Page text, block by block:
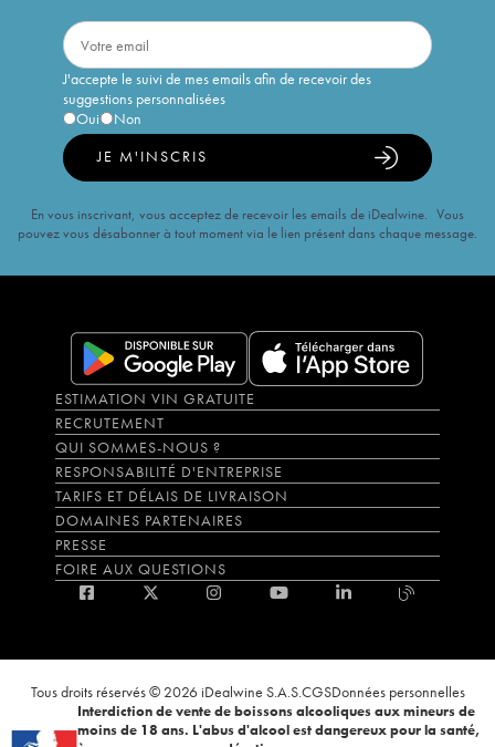
J'accepte le suivi de mes emails afin de recevoir des
suggestions personnalisées
Oui
Non
JE M'INSCRIS
En vous inscrivant, vous acceptez de recevoir les emails de iDealwine. Vous
pouvez vous désabonner à tout moment via le lien présent dans chaque message.
ESTIMATION VIN GRATUITE
RECRUTEMENT
QUI SOMMES-NOUS ?
RESPONSABILITÉ D'ENTREPRISE
TARIFS ET DÉLAIS DE LIVRAISON
DOMAINES PARTENAIRES
PRESSE
FOIRE AUX QUESTIONS
Tous droits réservés © 2026 iDealwine S.A.S.CGSDonnées personnelles
Interdiction de vente de boissons alcooliques aux mineurs de
moins de 18 ans. L'abus d'alcool est dangereux pour la santé,